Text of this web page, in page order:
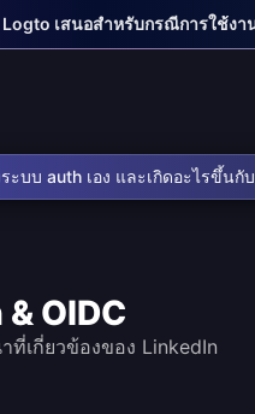
เสนอสำหรับกรณีการใช้งา
ะบบ auth เอง และเกิดอะไรขึ้น
OIDC
เกี่ยวข้องของ LinkedIn